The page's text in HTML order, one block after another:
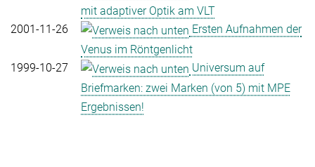
mit adaptiver Optik am VLT
2001-11-26
Ersten Aufnahmen der
Venus im Röntgenlicht
1999-10-27
Universum auf
Briefmarken: zwei Marken (von 5) mit MPE
Ergebnissen!